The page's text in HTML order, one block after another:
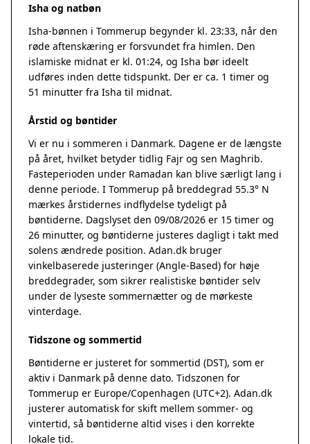
Isha og natbøn
Isha-bønnen i Tommerup begynder kl. 23:33, når den
røde aftenskæring er forsvundet fra himlen. Den
islamiske midnat er kl. 01:24, og Isha bør ideelt
udføres inden dette tidspunkt. Der er ca. 1 timer og
51 minutter fra Isha til midnat.
Årstid og bøntider
Vi er nu i sommeren i Danmark. Dagene er de længste
på året, hvilket betyder tidlig Fajr og sen Maghrib.
Fasteperioden under Ramadan kan blive særligt lang i
denne periode. I Tommerup på breddegrad 55.3° N
mærkes årstidernes indflydelse tydeligt på
bøntiderne. Dagslyset den 09/08/2026 er 15 timer og
26 minutter, og bøntiderne justeres dagligt i takt med
solens ændrede position. Adan.dk bruger
vinkelbaserede justeringer (Angle-Based) for høje
breddegrader, som sikrer realistiske bøntider selv
under de lyseste sommernætter og de mørkeste
vinterdage.
Tidszone og sommertid
Bøntiderne er justeret for sommertid (DST), som er
aktiv i Danmark på denne dato. Tidszonen for
Tommerup er Europe/Copenhagen (UTC+2). Adan.dk
justerer automatisk for skift mellem sommer- og
vintertid, så bøntiderne altid vises i den korrekte
lokale tid.